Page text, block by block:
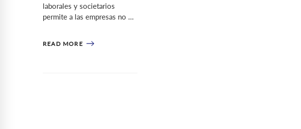
laborales y societarios
permite a las empresas no …
READ MORE